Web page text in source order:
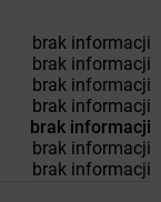
brak informacji
brak informacji
brak informacji
brak informacji
brak informacji
brak informacji
brak informacji